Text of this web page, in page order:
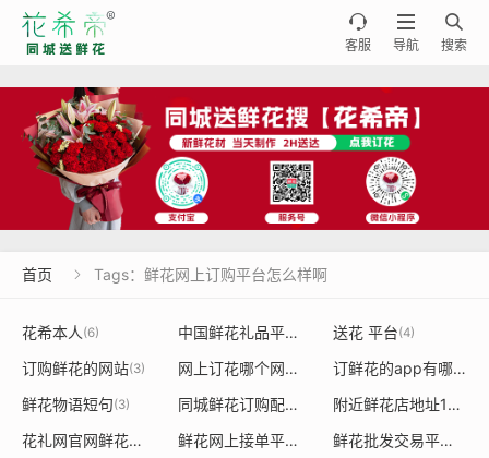

搜索

导航

客服
首页  Tags：鲜花网上订购平台怎么样啊
花希本人 (6) 中国鲜花礼品平台 送花 平台(4)
订购鲜花的网站(3) 网上订花哪个网站最好 (3) 订鲜花的app有哪些
鲜花物语短句(3) 同城鲜花订购配送上门 (3) 附近鲜花店地址100米
花礼网官网鲜花速递查询 (3) 鲜花网上接单平台哪个好 (3) 鲜花批发交易平台